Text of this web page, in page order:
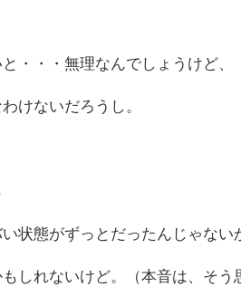
・・・無理なんでしょうけど、
けないだろうし。
状態がずっとだったんじゃない
しれないけど。（本音は、そう